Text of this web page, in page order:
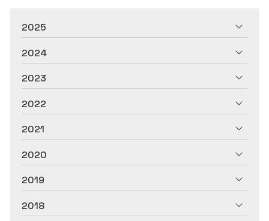
2025
2024
2023
2022
2021
2020
2019
2018